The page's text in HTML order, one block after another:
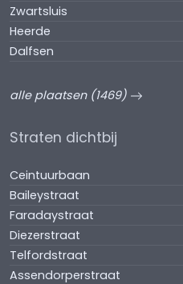
Zwartsluis
Heerde
Dalfsen
alle plaatsen (1469)
Straten dichtbij
Ceintuurbaan
Baileystraat
Faradaystraat
Diezerstraat
Telfordstraat
Assendorperstraat